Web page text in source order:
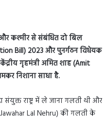
कश्मीर से संबंधित दो बिल
Bill) 2023 और पुनर्गठन विधेयक
गृहमंत्री अमित शाह (Amit
निशाना साधा है.
राष्ट्र में ले जाना गलती थी और
Lal Nehru) की गलती के